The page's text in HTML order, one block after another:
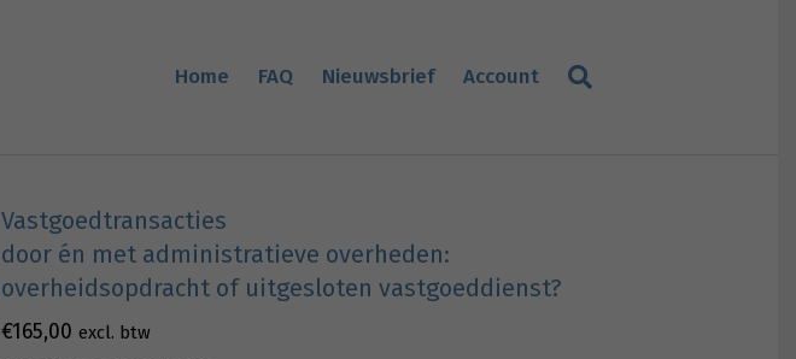
Home FAQ Nieuwsbrief Account
Vastgoedtransacties
door én met administratieve overheden:
overheidsopdracht of uitgesloten vastgoeddienst?
€165,00 excl. btw